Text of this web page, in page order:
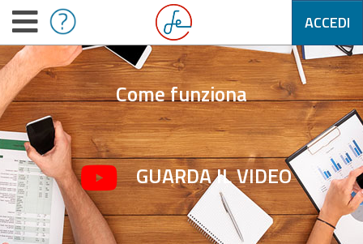
ACCEDI
Come funziona
GUARDA IL VIDEO